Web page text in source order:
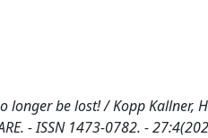
be lost! / Kopp Kallner,
- ISSN 1473-0782. -